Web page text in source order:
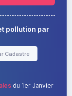
pollution par
Cadastre
du 1er Janvier